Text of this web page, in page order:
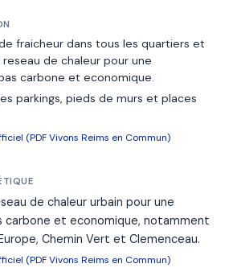
fraicheur dans tous les quartiers et
de chaleur pour une
carbone et economique.
parkings, pieds de murs et places
(PDF Vivons Reims en Commun)
de chaleur urbain pour une
carbone et economique, notamment
Chemin Vert et Clemenceau.
(PDF Vivons Reims en Commun)